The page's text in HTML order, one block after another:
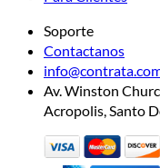
Soporte
Contactanos
Av. Winston
Acropolis, Santo